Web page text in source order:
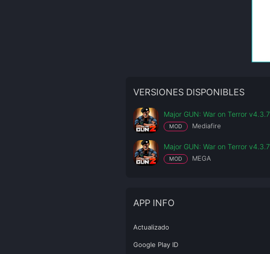
VERSIONES DISPONIBLES
Major GUN: War on Terror v4.3.7
MOD Mediafire
Major GUN: War on Terror v4.3.7
MOD MEGA
APP INFO
Actualizado
Google Play ID